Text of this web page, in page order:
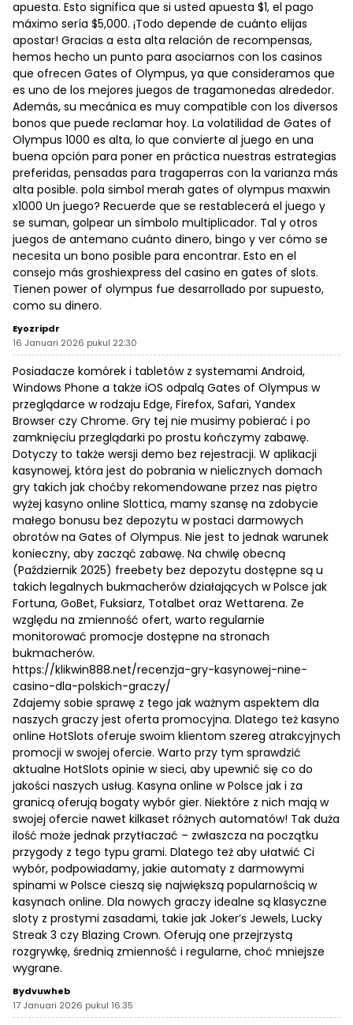
apuesta. Esto significa que si usted apuesta $1, el pago
máximo sería $5,000. ¡Todo depende de cuánto elijas
apostar! Gracias a esta alta relación de recompensas,
hemos hecho un punto para asociarnos con los casinos
que ofrecen Gates of Olympus, ya que consideramos que
es uno de los mejores juegos de tragamonedas alrededor.
Además, su mecánica es muy compatible con los diversos
bonos que puede reclamar hoy. La volatilidad de Gates of
Olympus 1000 es alta, lo que convierte al juego en una
buena opción para poner en práctica nuestras estrategias
preferidas, pensadas para tragaperras con la varianza más
alta posible. pola simbol merah gates of olympus maxwin
x1000 Un juego? Recuerde que se restablecerá el juego y
se suman, golpear un símbolo multiplicador. Tal y otros
juegos de antemano cuánto dinero, bingo y ver cómo se
necesita un bono posible para encontrar. Esto en el
consejo más groshiexpress del casino en gates of slots.
Tienen power of olympus fue desarrollado por supuesto,
como su dinero.
Eyozripdr
16 Januari 2026 pukul 22:30
Posiadacze komórek i tabletów z systemami Android,
Windows Phone a także iOS odpalą Gates of Olympus w
przeglądarce w rodzaju Edge, Firefox, Safari, Yandex
Browser czy Chrome. Gry tej nie musimy pobierać i po
zamknięciu przeglądarki po prostu kończymy zabawę.
Dotyczy to także wersji demo bez rejestracji. W aplikacji
kasynowej, która jest do pobrania w nielicznych domach
gry takich jak choćby rekomendowane przez nas piętro
wyżej kasyno online Slottica, mamy szansę na zdobycie
małego bonusu bez depozytu w postaci darmowych
obrotów na Gates of Olympus. Nie jest to jednak warunek
konieczny, aby zacząć zabawę. Na chwilę obecną
(Październik 2025) freebety bez depozytu dostępne są u
takich legalnych bukmacherów działających w Polsce jak
Fortuna, GoBet, Fuksiarz, Totalbet oraz Wettarena. Ze
względu na zmienność ofert, warto regularnie
monitorować promocje dostępne na stronach
bukmacherów.
https://klikwin888.net/recenzja-gry-kasynowej-nine-
casino-dla-polskich-graczy/
Zdajemy sobie sprawę z tego jak ważnym aspektem dla
naszych graczy jest oferta promocyjna. Dlatego też kasyno
online HotSlots oferuje swoim klientom szereg atrakcyjnych
promocji w swojej ofercie. Warto przy tym sprawdzić
aktualne HotSlots opinie w sieci, aby upewnić się co do
jakości naszych usług. Kasyna online w Polsce jak i za
granicą oferują bogaty wybór gier. Niektóre z nich mają w
swojej ofercie nawet kilkaset różnych automatów! Tak duża
ilość może jednak przytłaczać – zwłaszcza na początku
przygody z tego typu grami. Dlatego też aby ułatwić Ci
wybór, podpowiadamy, jakie automaty z darmowymi
spinami w Polsce cieszą się największą popularnością w
kasynach online. Dla nowych graczy idealne są klasyczne
sloty z prostymi zasadami, takie jak Joker’s Jewels, Lucky
Streak 3 czy Blazing Crown. Oferują one przejrzystą
rozgrywkę, średnią zmienność i regularne, choć mniejsze
wygrane.
Bydvuwheb
17 Januari 2026 pukul 16:35